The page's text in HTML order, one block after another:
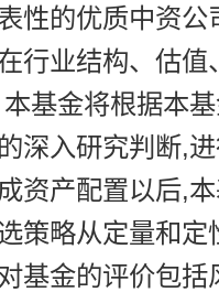
性的优质中资
行业结构、估
基金将根据本
深入研究判断,
资产配置以后,
策略从定量和
基金的评价包